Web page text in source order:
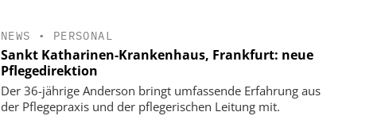
NEWS • PERSONAL
Sankt Katharinen-Krankenhaus, Frankfurt: neue
Pflegedirektion
Der 36-jährige Anderson bringt umfassende Erfahrung aus
der Pflegepraxis und der pflegerischen Leitung mit.